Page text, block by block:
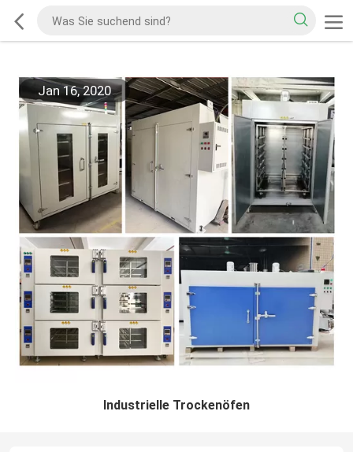
Jan 16, 2020
Industrielle Trockenöfen